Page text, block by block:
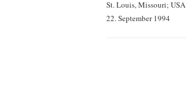
St. Louis, Missouri; USA
22. September 1994